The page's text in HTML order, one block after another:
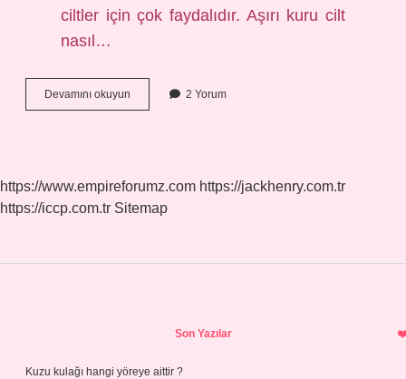
ciltler için çok faydalıdır. Aşırı kuru cilt
nasıl…
Devamını okuyun
Ciltler
2 Yorum
https://www.empireforumz.com https://jackhenry.com.tr
https://iccp.com.tr Sitemap
Son Yazılar
Kuzu kulağı hangi yöreye aittir ?